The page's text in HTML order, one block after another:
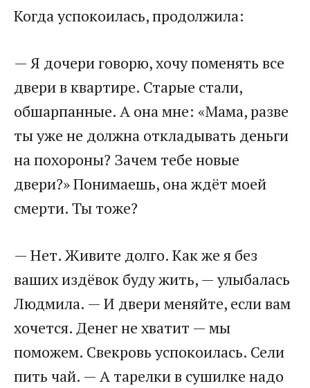
Когда успокоилась, продолжила:
— Я дочери говорю, хочу поменять все
двери в квартире. Старые стали,
обшарпанные. А она мне: «Мама, разве
ты уже не должна откладывать деньги
на похороны? Зачем тебе новые
двери?» Понимаешь, она ждёт моей
смерти. Ты тоже?
— Нет. Живите долго. Как же я без
ваших издёвок буду жить, — улыбалась
Людмила. — И двери меняйте, если вам
хочется. Денег не хватит — мы
поможем. Свекровь успокоилась. Сели
пить чай. — А тарелки в сушилке надо